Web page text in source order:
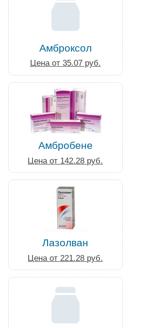
Амброксол
Цена от 35.07 руб.
Амбробене
Цена от 142.28 руб.
Лазолван
Цена от 221.28 руб.